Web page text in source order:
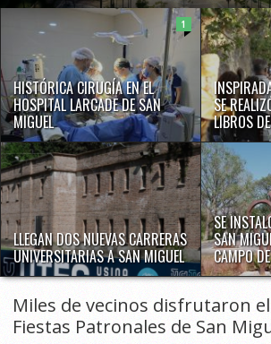
HISTÓRICA CIRUGÍA EN EL
HOSPITAL LARCADE DE SAN
MIGUEL
1
SE
LIBROS
LLEGAN DOS NUEVAS CARRERAS
UNIVERSITARIAS A SAN MIGUEL
SE
SAN
CAMPO
Miles de vecinos disfrutaron
Fiestas Patronales de San